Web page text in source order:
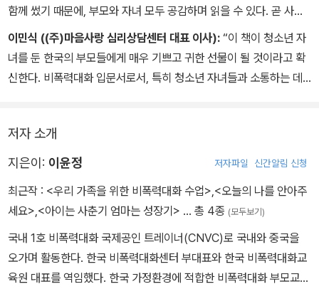
아들일 수 있을 때, 우리는 유대감을 잃지 않고 연결됩니다.
함께 썼기 때문에, 부모와 자녀 모두 공감하며 읽을 수 있다. 곧 사춘
기 자녀의 부모가 될 내 딸에게 제일 먼저 선물하고 싶다.”
이민식 ((주)마음사랑 심리상담센터 대표 이사): “이 책이 청소년 자
녀를 둔 한국의 부모들에게 매우 기쁘고 귀한 선물이 될 것이라고 확
신한다. 비폭력대화 입문서로서, 특히 청소년 자녀들과 소통하는 데
저자 소개
지은이: 이윤정 저자파일 신간알림 신청
최근작 : <우리 가족을 위한 비폭력대화 수업> <오늘의 나를 안아주
세요> <아이는 사춘기 엄마는 성장기> … 총 4종 (모두보기)
국내 1호 비폭력대화 국제공인 트레이너(CNVC)로 국내와 중국을
오가며 활동한다. 한국 비폭력대화센터 부대표와 한국 비폭력대화교
육원 대표를 역임했다. 한국 가정환경에 적합한 비폭력대화 부모교육